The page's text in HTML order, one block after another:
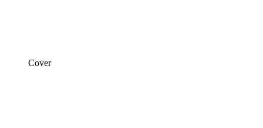
Cover